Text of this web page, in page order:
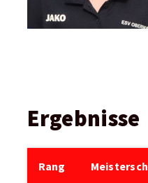
Ergebnisse
Rang